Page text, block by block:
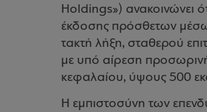
Holdings») ανακοινώνει
έκδοσης πρόσθετων
τακτή λήξη, σταθερού
με υπό αίρεση
κεφαλαίου, ύψους 500
Η εμπιστοσύνη των